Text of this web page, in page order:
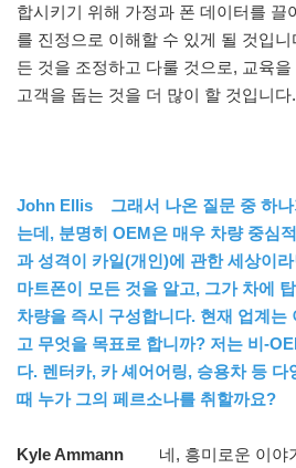
합시키기 위해 가정과 폰 데이터를 끌
를 진정으로 이해할 수 있게 될 것입
든 것을 조정하고 다룰 것으로, 교육
고객을 돕는 것을 더 많이 할 것입니다.
John Ellis 그래서 나온 질문 중 하나
는데, 분명히 OEM은 매우 차량 중심
과 성격이 카일(개인)에 관한 세상이
마트폰이 모든 것을 알고, 그가 차에
차량을 즉시 구성합니다. 현재 업계는
고 무엇을 목표로 합니까? 저는 비-
다. 렌터카, 카 셰어어링, 승용차 등
때 누가 그의 페르소나를 취할까요?
Kyle Ammann 네, 흥미로운 이야